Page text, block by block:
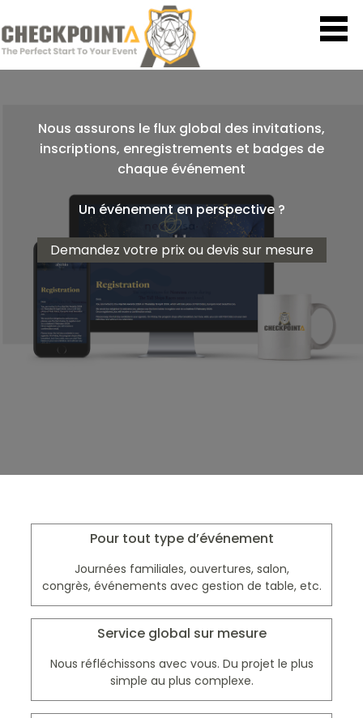
Nous assurons le flux global des invitations,
inscriptions, enregistrements et badges de
chaque événement
Un événement en perspective ?
Demandez votre prix ou devis sur mesure
Pour tout type d’événement
Journées familiales, ouvertures, salon,
congrès, événements avec gestion de table, etc.
Service global sur mesure
Nous réfléchissons avec vous. Du projet le plus
simple au plus complexe.